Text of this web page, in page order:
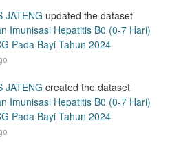
JATENG updated the dataset
Imunisasi Hepatitis B0 (0-7 Hari)
Pada Bayi Tahun 2024
JATENG created the dataset
Imunisasi Hepatitis B0 (0-7 Hari)
Pada Bayi Tahun 2024